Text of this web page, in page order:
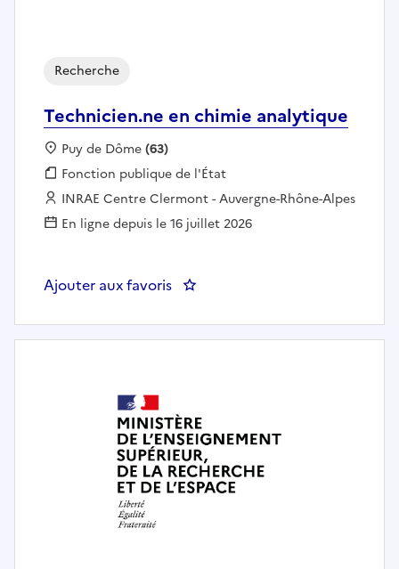
Technicien.ne en chimie analytique
Recherche
Localisation :
Puy de Dôme(63)
Fonction publique :
Fonction publique de l'État
Employeur :
INRAE Centre Clermont - Auvergne-Rhône-Alpes
En ligne depuis le 16 juillet 2026
Ajouter aux favoris : Technicien.ne en chimie